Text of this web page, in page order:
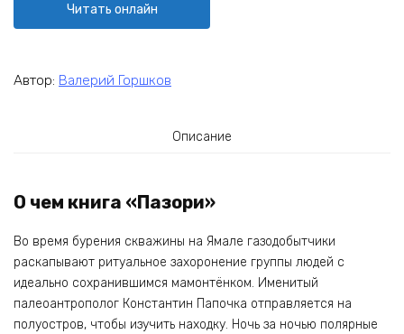
Читать онлайн
Автор: Валерий Горшков
Описание
О чем книга «Пазори»
Во время бурения скважины на Ямале газодобытчики
раскапывают ритуальное захоронение группы людей с
идеально сохранившимся мамонтёнком. Именитый
палеоантрополог Константин Папочка отправляется на
полуостров, чтобы изучить находку. Ночь за ночью полярные